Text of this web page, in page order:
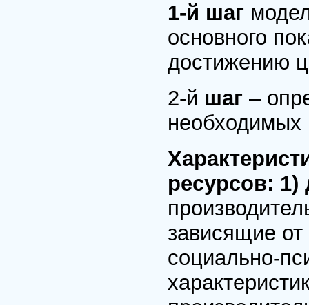
1-й шаг
основного
достижению
2-й шаг –
необходимых
ресурсов:
зависящие
социально-